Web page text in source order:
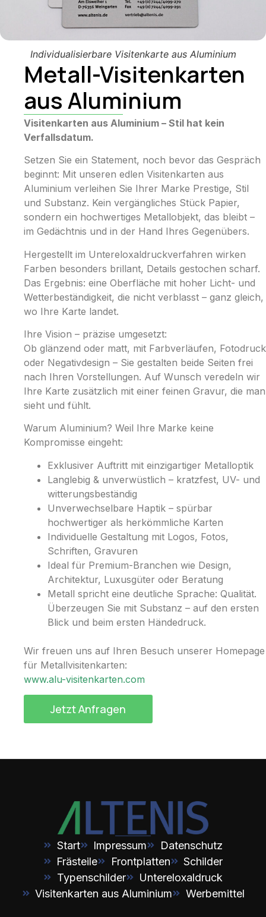
Metall-Visitenkarten
aus Aluminium
Visitenkarten aus Aluminium – Stil hat kein
Verfallsdatum.
Setzen Sie ein Statement, noch bevor das Gespräch
beginnt: Mit unseren edlen Visitenkarten aus
Aluminium verleihen Sie Ihrer Marke Prestige, Stil
und Substanz. Kein vergängliches Stück Papier,
sondern ein hochwertiges Metallobjekt, das bleibt –
im Gedächtnis und in der Hand Ihres Gegenübers.
Hergestellt im Untereloxaldruckverfahren wirken
Farben besonders brillant, Details gestochen scharf.
Das Ergebnis: eine Oberfläche mit hoher Licht- und
Wetterbeständigkeit, die nicht verblasst – ganz gleich,
wo Ihre Karte landet.
Ihre Vision – präzise umgesetzt:
Ob glänzend oder matt, mit Farbverläufen, Fotodruck
oder Negativdesign – Sie gestalten beide Seiten frei
nach Ihren Vorstellungen. Auf Wunsch veredeln wir
Ihre Karte zusätzlich mit einer feinen Gravur, die man
sieht und fühlt.
Warum Aluminium? Weil Ihre Marke keine
Kompromisse eingeht:
Exklusiver Auftritt mit einzigartiger Metalloptik
Langlebig & unverwüstlich – kratzfest, UV- und
witterungsbeständig
Unverwechselbare Haptik – spürbar
hochwertiger als herkömmliche Karten
Individuelle Gestaltung mit Logos, Fotos,
Schriften, Gravuren
Ideal für Premium-Branchen wie Design,
Architektur, Luxusgüter oder Beratung
Metall spricht eine deutliche Sprache: Qualität.
Überzeugen Sie mit Substanz – auf den ersten
Blick und beim ersten Händedruck.
Wir freuen uns auf Ihren Besuch unserer Homepage
für Metallvisitenkarten:
www.alu-visitenkarten.com
Jetzt Anfragen
Individualisierbare Visitenkarte aus Aluminium
Start Impressum
Datenschutz
Frästeile
Frontplatten
Schilder
Typenschilder
Untereloxaldruck
Visitenkarten aus Aluminium
Werbemittel